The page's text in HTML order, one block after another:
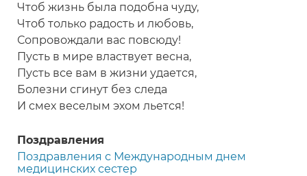
Чтоб жизнь была подобна чуду,
Чтоб только радость и любовь,
Сопровождали вас повсюду!
Пусть в мире властвует весна,
Пусть все вам в жизни удается,
Болезни сгинут без следа
И смех веселым эхом льется!
Поздравления
Поздравления с Международным днем
медицинских сестер